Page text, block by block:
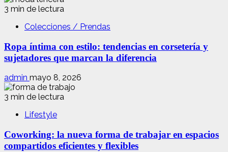
3 min de lectura
Colecciones / Prendas
Ropa íntima con estilo: tendencias en corsetería y
sujetadores que marcan la diferencia
admin mayo 8, 2026
3 min de lectura
Lifestyle
Coworking: la nueva forma de trabajar en espacios
compartidos eficientes y flexibles